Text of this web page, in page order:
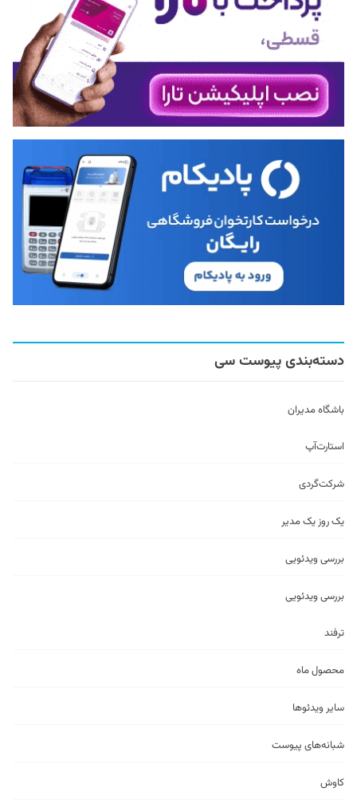
دسته‌بندی پیوست سی
باشگاه مدیران
استارت‌آپ
شرکت‌گردی
یک روز یک مدیر
بررسی ویدئویی
بررسی ویدئویی
ترفند
محصول ماه
سایر ویدئو‌ها
شبانه‌های پیوست
کاوش